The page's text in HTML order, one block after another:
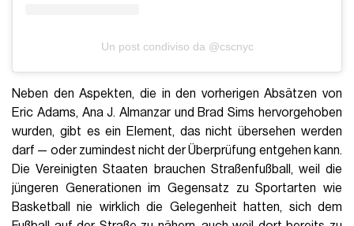
Un post condiviso da @cscnyc
Neben den Aspekten, die in den vorherigen Absätzen von
Eric Adams, Ana J. Almanzar und Brad Sims hervorgehoben
wurden, gibt es ein Element, das nicht übersehen werden
darf — oder zumindest nicht der Überprüfung entgehen kann.
Die Vereinigten Staaten brauchen Straßenfußball, weil die
jüngeren Generationen im Gegensatz zu Sportarten wie
Basketball nie wirklich die Gelegenheit hatten, sich dem